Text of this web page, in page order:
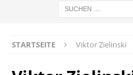
STARTSEITE Viktor Zielinski